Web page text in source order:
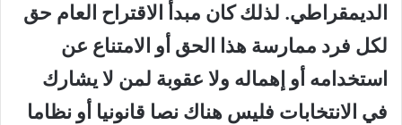
الديمقراطي. لذلك كان مبدأ الاقتراح العام حق
لكل فرد ممارسة هذا الحق أو الامتناع عن
استخدامه أو إهماله ولا عقوبة لمن لا يشارك
في الانتخابات فليس هناك نصا قانونيا أو نظاما